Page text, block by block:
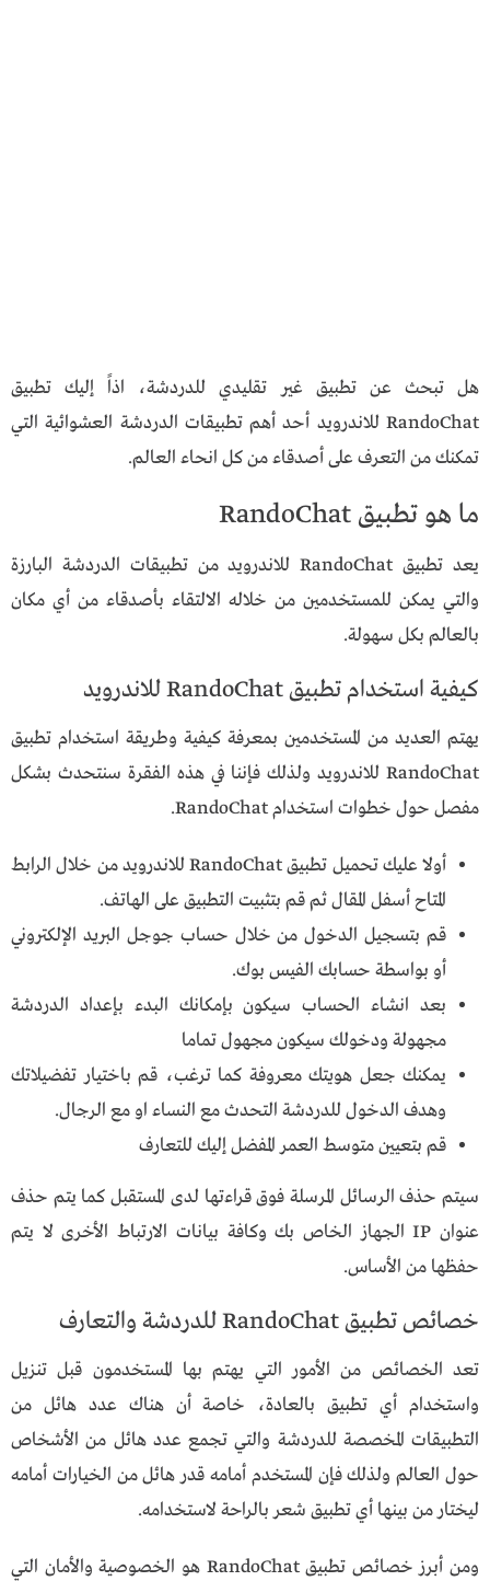
هل تبحث عن تطبيق غير تقليدي للدردشة، اذاً إليك تطبيق
RandoChat للاندرويد أحد أهم تطبيقات الدردشة العشوائية التي
تمكنك من التعرف على أصدقاء من كل انحاء العالم.
ما هو تطبيق RandoChat
يعد تطبيق RandoChat للاندرويد من تطبيقات الدردشة البارزة
والتي يمكن للمستخدمين من خلاله الالتقاء بأصدقاء من أي مكان
بالعالم بكل سهولة.
كيفية استخدام تطبيق RandoChat للاندرويد
يهتم العديد من المستخدمين بمعرفة كيفية وطريقة استخدام تطبيق
RandoChat للاندرويد ولذلك فإننا في هذه الفقرة سنتحدث بشكل
مفصل حول خطوات استخدام RandoChat.
أولا عليك تحميل تطبيق RandoChat للاندرويد من خلال الرابط
المتاح أسفل المقال ثم قم بتثبيت التطبيق على الهاتف.
قم بتسجيل الدخول من خلال حساب جوجل البريد الإلكتروني
أو بواسطة حسابك الفيس بوك.
بعد انشاء الحساب سيكون بإمكانك البدء بإعداد الدردشة
مجهولة ودخولك سيكون مجهول تماما
يمكنك جعل هويتك معروفة كما ترغب، قم باختيار تفضيلاتك
وهدف الدخول للدردشة التحدث مع النساء او مع الرجال.
قم بتعيين متوسط العمر المفضل إليك للتعارف
سيتم حذف الرسائل المرسلة فوق قراءتها لدى المستقبل كما يتم حذف
عنوان IP الجهاز الخاص بك وكافة بيانات الارتباط الأخرى لا يتم
حفظها من الأساس.
خصائص تطبيق RandoChat للدردشة والتعارف
تعد الخصائص من الأمور التي يهتم بها المستخدمون قبل تنزيل
واستخدام أي تطبيق بالعادة، خاصة أن هناك عدد هائل من
التطبيقات المخصصة للدردشة والتي تجمع عدد هائل من الأشخاص
حول العالم ولذلك فإن المستخدم أمامه قدر هائل من الخيارات أمامه
ليختار من بينها أي تطبيق شعر بالراحة لاستخدامه.
ومن أبرز خصائص تطبيق RandoChat هو الخصوصية والأمان التي